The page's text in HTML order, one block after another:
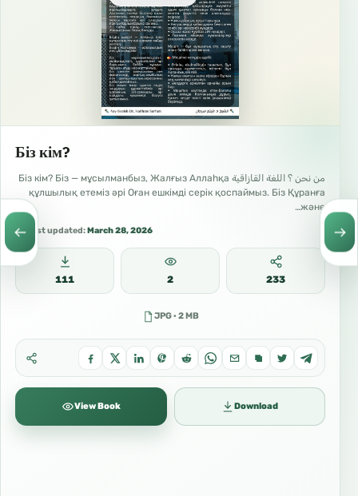
Біз кім?
من نحن ؟ اللغة القازاقية Біз кім? Біз — мұсылманбыз, Жалғыз Аллаһқа
құлшылық етеміз әрі Оған ешкімді серік қоспаймыз. Біз Құранға
және…
Last updated:March 28, 2026
111 2 233
JPG · 2 MB
View Book Download